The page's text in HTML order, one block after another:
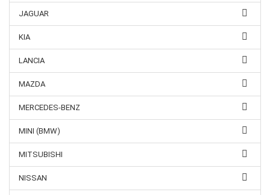
JAGUAR
KIA
LANCIA
MAZDA
MERCEDES-BENZ
MINI (BMW)
MITSUBISHI
NISSAN